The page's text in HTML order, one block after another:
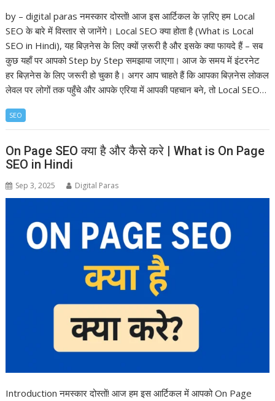
by – digital paras नमस्कार दोस्तों! आज इस आर्टिकल के ज़रिए हम Local
SEO के बारे में विस्तार से जानेंगे। Local SEO क्या होता है (What is Local
SEO in Hindi), यह बिज़नेस के लिए क्यों ज़रूरी है और इसके क्या फायदे हैं – सब
कुछ यहाँ पर आपको Step by Step समझाया जाएगा। आज के समय में इंटरनेट
हर बिज़नेस के लिए जरूरी हो चुका है। अगर आप चाहते हैं कि आपका बिज़नेस लोकल
लेवल पर लोगों तक पहुँचे और आपके एरिया में आपकी पहचान बने, तो Local SEO…
SEO
On Page SEO क्या है और कैसे करे | What is On Page
SEO in Hindi
Sep 3, 2025 Digital Paras
Introduction नमस्कार दोस्तों! आज हम इस आर्टिकल में आपको On Page